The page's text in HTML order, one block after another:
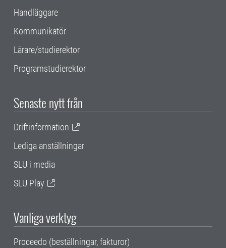
Handläggare
Kommunikatör
Lärare/studierektor
Programstudierektor
Senaste nytt från
Driftinformation
Lediga anställningar
SLU i media
SLU Play
Vanliga verktyg
Proceedo (beställningar, fakturor)